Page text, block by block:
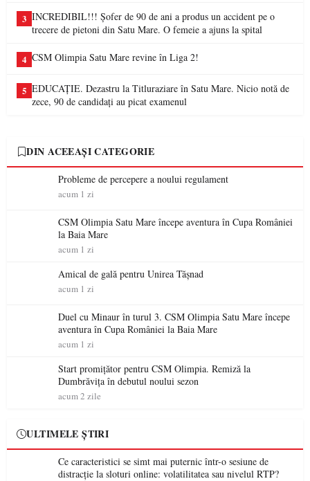
3 INCREDIBIL!!! Șofer de 90 de ani a produs un accident pe o
trecere de pietoni din Satu Mare. O femeie a ajuns la spital
4 CSM Olimpia Satu Mare revine în Liga 2!
5 EDUCAȚIE. Dezastru la Titluraziare în Satu Mare. Nicio notă de
zece, 90 de candidați au picat examenul
DIN ACEEAȘI CATEGORIE
Probleme de percepere a noului regulament
acum 1 zi
CSM Olimpia Satu Mare începe aventura în Cupa României
la Baia Mare
acum 1 zi
Amical de gală pentru Unirea Tășnad
acum 1 zi
Duel cu Minaur în turul 3. CSM Olimpia Satu Mare începe
aventura în Cupa României la Baia Mare
acum 1 zi
Start promițător pentru CSM Olimpia. Remiză la
Dumbrăvița în debutul noului sezon
acum 2 zile
ULTIMELE ȘTIRI
Ce caracteristici se simt mai puternic într-o sesiune de
distracție la sloturi online: volatilitatea sau nivelul RTP?